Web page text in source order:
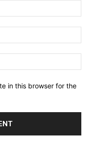
in this browser for the